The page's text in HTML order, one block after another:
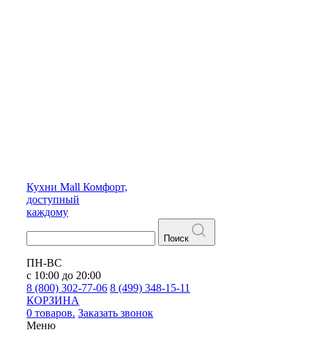
Кухни Mall Комфорт,
доступный
каждому
Поиск
ПН-ВС
с 10:00 до 20:00
8 (800) 302-77-06 8 (499) 348-15-11
КОРЗИНА
0 товаров. Заказать звонок
Меню